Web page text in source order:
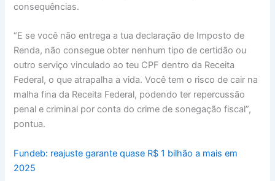
consequências.
“E se você não entrega a tua declaração de Imposto de
Renda, não consegue obter nenhum tipo de certidão ou
outro serviço vinculado ao teu CPF dentro da Receita
Federal, o que atrapalha a vida. Você tem o risco de cair na
malha fina da Receita Federal, podendo ter repercussão
penal e criminal por conta do crime de sonegação fiscal”,
pontua.
Fundeb: reajuste garante quase R$ 1 bilhão a mais em
2025